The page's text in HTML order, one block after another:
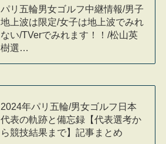
パリ五輪男女ゴルフ中継情報/男子
地上波は限定/女子は地上波でみれ
ない/TVerでみれます！！/松山英
樹選…
2024年パリ五輪/男女ゴルフ日本
代表の軌跡と備忘録【代表選考か
ら競技結果まで】記事まとめ